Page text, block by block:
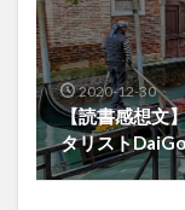
2020-12-30
【読書感想文
タリストDaiGo